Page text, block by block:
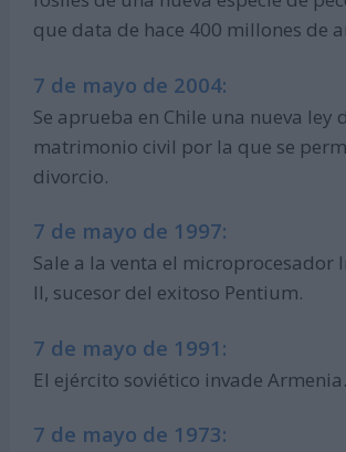
que data de hace 400 millones de
7 de mayo de 2004:
Se aprueba en Chile una nueva ley
matrimonio civil por la que se
divorcio.
7 de mayo de 1997:
Sale a la venta el microprocesador
II, sucesor del exitoso Pentium.
7 de mayo de 1991:
El ejército soviético invade Armenia.
7 de mayo de 1973: